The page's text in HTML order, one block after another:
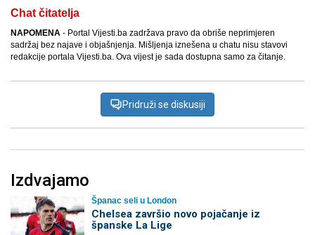
Chat čitatelja
NAPOMENA - Portal Vijesti.ba zadržava pravo da obriše neprimjeren
sadržaj bez najave i objašnjenja. Mišljenja iznešena u chatu nisu stavovi
redakcije portala Vijesti.ba. Ova vijest je sada dostupna samo za čitanje.
Pridruži se diskusiji
Izdvajamo
Španac seli u London
Chelsea završio novo pojačanje iz
španske La Lige